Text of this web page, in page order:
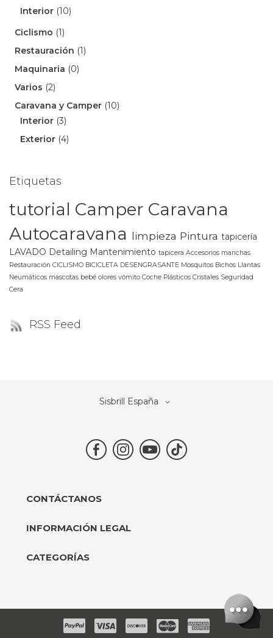
Interior (10)
Ciclismo (1)
Restauración (1)
Maquinaria (0)
Varios (2)
Caravana y Camper (10)
Interior (3)
Exterior (4)
Etiquetas
tutorial Camper Caravana
Autocaravana limpieza Pintura tapicería
LAVADO Detailing Mantenimiento tapicera Accesorios manchas
Restauración CICLISMO BICICLETA DESENGRASANTE Mosquitos Bichos Llantas
Neumáticos mascotas bebé olores vómito Coche Plásticos Cristales Seguridad
Cera
RSS Feed
Select
Sisbrill España
CONTÁCTANOS
INFORMACIÓN LEGAL
CATEGORÍAS